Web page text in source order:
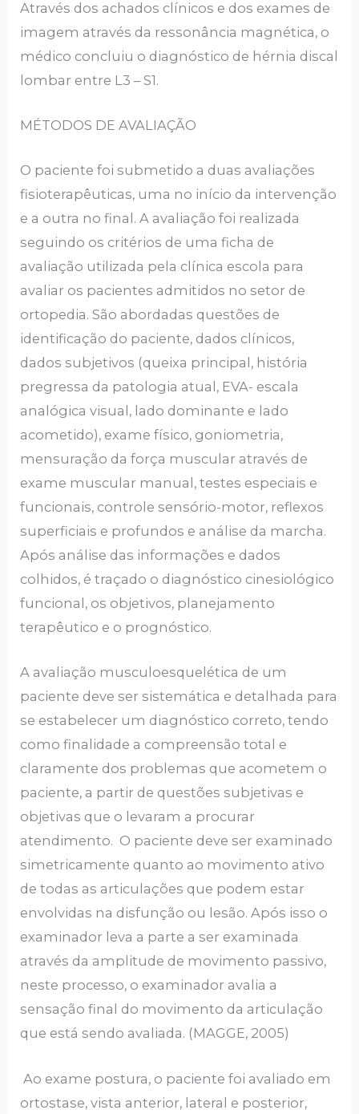
Através dos achados clínicos e dos exames de
imagem através da ressonância magnética, o
médico concluiu o diagnóstico de hérnia discal
lombar entre L3 – S1.
MÉTODOS DE AVALIAÇÃO
O paciente foi submetido a duas avaliações
fisioterapêuticas, uma no início da intervenção
e a outra no final. A avaliação foi realizada
seguindo os critérios de uma ficha de
avaliação utilizada pela clínica escola para
avaliar os pacientes admitidos no setor de
ortopedia. São abordadas questões de
identificação do paciente, dados clínicos,
dados subjetivos (queixa principal, história
pregressa da patologia atual, EVA- escala
analógica visual, lado dominante e lado
acometido), exame físico, goniometria,
mensuração da força muscular através de
exame muscular manual, testes especiais e
funcionais, controle sensório-motor, reflexos
superficiais e profundos e análise da marcha.
Após análise das informações e dados
colhidos, é traçado o diagnóstico cinesiológico
funcional, os objetivos, planejamento
terapêutico e o prognóstico.
A avaliação musculoesquelética de um
paciente deve ser sistemática e detalhada para
se estabelecer um diagnóstico correto, tendo
como finalidade a compreensão total e
claramente dos problemas que acometem o
paciente, a partir de questões subjetivas e
objetivas que o levaram a procurar
atendimento. O paciente deve ser examinado
simetricamente quanto ao movimento ativo
de todas as articulações que podem estar
envolvidas na disfunção ou lesão. Após isso o
examinador leva a parte a ser examinada
através da amplitude de movimento passivo,
neste processo, o examinador avalia a
sensação final do movimento da articulação
que está sendo avaliada. (MAGGE, 2005)
Ao exame postura, o paciente foi avaliado em
ortostase, vista anterior, lateral e posterior,